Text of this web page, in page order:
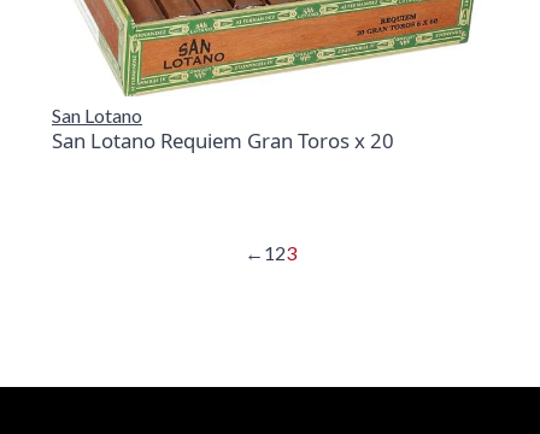
San Lotano
San Lotano Requiem Gran Toros x 20
← 123